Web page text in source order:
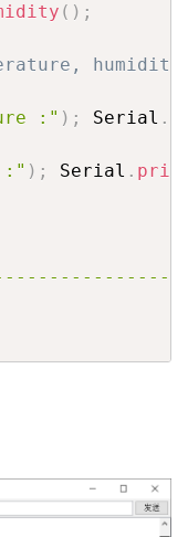
( ) ;
:" ) ; Serial .
:" ) ; Serial .